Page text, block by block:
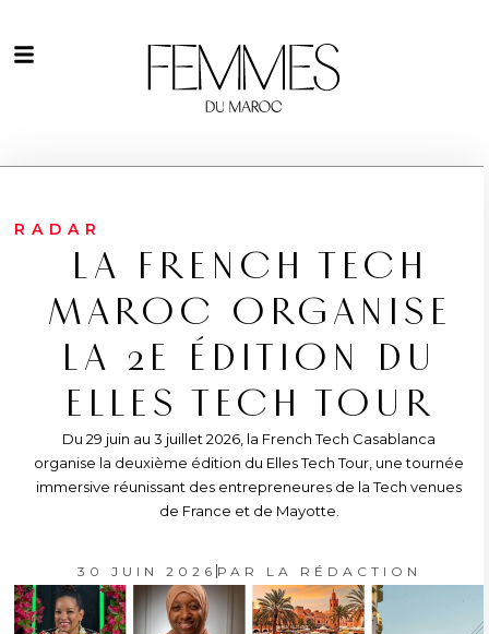
RADAR
LA FRENCH TECH
MAROC ORGANISE
LA 2E ÉDITION DU
ELLES TECH TOUR
Du 29 juin au 3 juillet 2026, la French Tech Casablanca
organise la deuxième édition du Elles Tech Tour, une tournée
immersive réunissant des entrepreneures de la Tech venues
de France et de Mayotte.
30 JUIN 2026 PAR LA RÉDACTION